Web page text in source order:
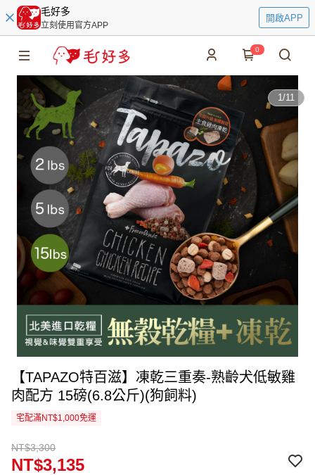
毛好多
立刻使用官方APP
開啟APP
0
1/11
【TAPAZO特百滋】凍乾三重奏-熟齡犬低敏雞
肉配方 15磅(6.8公斤)(狗飼料)
宅配滿NT$1,000免運
NT$3,300
NT$3,135